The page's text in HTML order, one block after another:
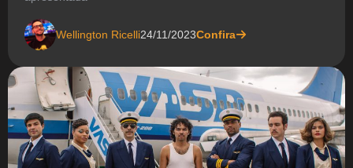
Wellington Ricelli24/11/2023Confira